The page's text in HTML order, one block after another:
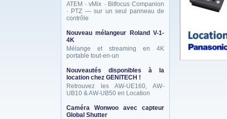
ATEM · vMix · Bitfocus Companion
· PTZ — sur un seul panneau de
contrôle
Nouveau mélangeur Roland V-1-
4K
Mélange et streaming en 4K
portable tout-en-un
Nouveautés disponibles à la
location chez GENITECH !
Retrouvez les AW-UE160, AW-
UB10 & AW-UB50 en Location
Caméra Wonwoo avec capteur
Global Shutter